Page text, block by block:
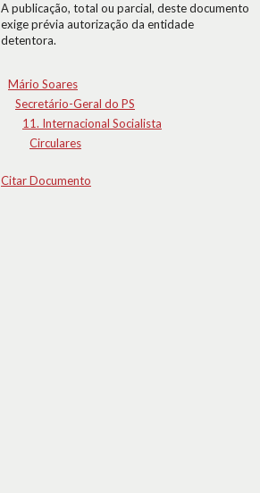
A publicação, total ou parcial, deste documento
exige prévia autorização da entidade
detentora.
Mário Soares
Secretário-Geral do PS
11. Internacional Socialista
Circulares
Citar Documento